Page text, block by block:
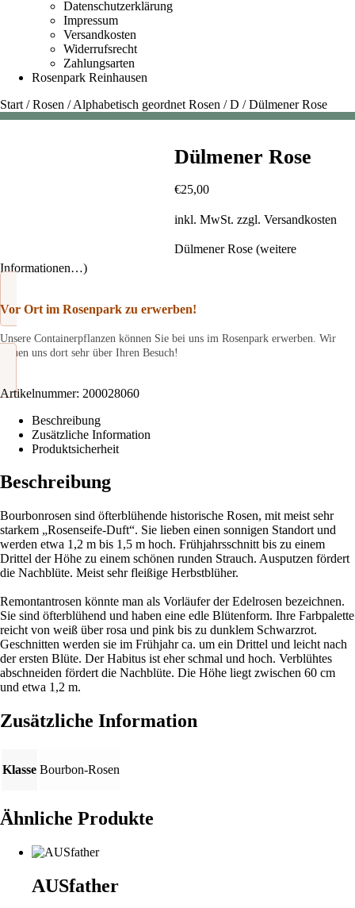
Datenschutzerklärung
Impressum
Versandkosten
Widerrufsrecht
Zahlungsarten
Rosenpark Reinhausen
Start /Rosen /Alphabetisch geordnet Rosen /D /Dülmener Rose
Dülmener Rose
€25,00
inkl. MwSt. zzgl.Versandkosten
Dülmener Rose (weitere
Informationen…)
Vor Ort im Rosenpark zu erwerben!
Unsere Containerpflanzen können Sie bei uns im Rosenpark erwerben. Wir
freuen uns dort sehr über Ihren Besuch!
Artikelnummer: 200028060
Beschreibung
Zusätzliche Information
Produktsicherheit
Beschreibung
Bourbonrosen sind öfterblühende historische Rosen, mit meist sehr
starkem „Rosenseife-Duft“. Sie lieben einen sonnigen Standort und
werden etwa 1,2 m bis 1,5 m hoch. Frühjahrsschnitt bis zu einem
Drittel der Höhe zu einem schönen runden Strauch. Ausputzen fördert
die Nachblüte. Meist sehr fleißige Herbstblüher.
Remontantrosen könnte man als Vorläufer der Edelrosen bezeichnen.
Sie sind öfterblühend und haben eine edle Blütenform. Ihre Farbpalette
reicht von weiß über rosa und pink bis zu dunklem Schwarzrot.
Geschnitten werden sie im Frühjahr ca. um ein Drittel und leicht nach
der ersten Blüte. Der Habitus ist eher schmal und hoch. Verblühtes
abschneiden fördert die Nachblüte. Die Höhe liegt zwischen 60 cm
und etwa 1,2 m.
Zusätzliche Information
Klasse Bourbon-Rosen
Ähnliche Produkte
AUSfather